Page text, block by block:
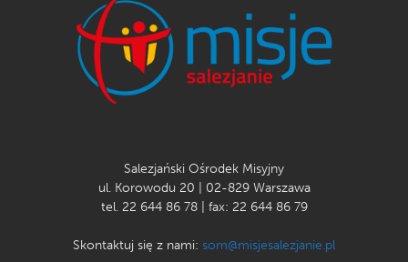
Salezjański Ośrodek Misyjny
ul. Korowodu 20 | 02-829 Warszawa
tel. 22 644 86 78 | fax: 22 644 86 79
Skontaktuj się z nami: som@misjesalezjanie.pl